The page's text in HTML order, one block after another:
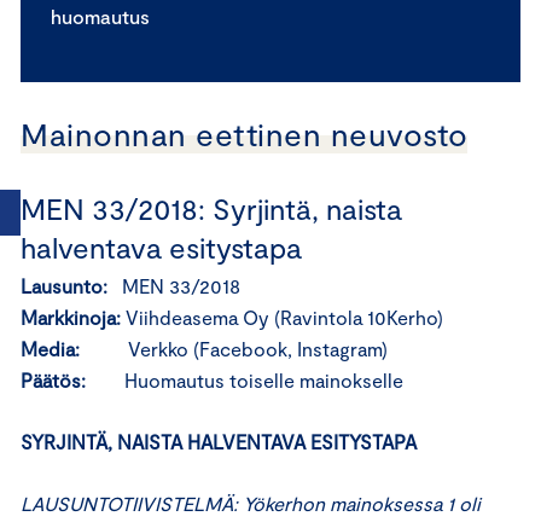
huomautus
Mainonnan eettinen neuvosto
MEN 33/2018: Syrjintä, naista
halventava esitystapa
Lausunto: MEN 33/2018
Markkinoja: Viihdeasema Oy (Ravintola 10Kerho)
Media: Verkko (Facebook, Instagram)
Päätös: Huomautus toiselle mainokselle
SYRJINTÄ, NAISTA HALVENTAVA ESITYSTAPA
LAUSUNTOTIIVISTELMÄ: Yökerhon mainoksessa 1 oli